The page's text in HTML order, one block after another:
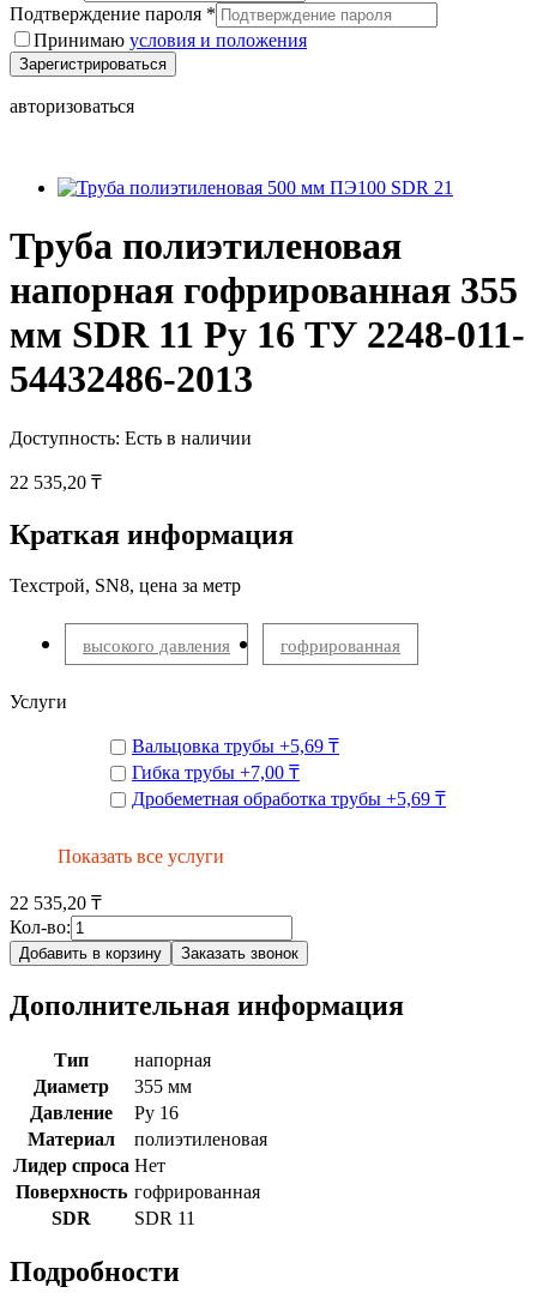
Подтверждение пароля *
Принимаю условия и положения
Зарегистрироваться
авторизоваться
Труба полиэтиленовая
напорная гофрированная 355
мм SDR 11 Ру 16 ТУ 2248-011-
54432486-2013
Доступность: Есть в наличии
22 535,20 ₸
Краткая информация
Техстрой, SN8, цена за метр
высокого давления гофрированная
Услуги
Вальцовка трубы +5,69 ₸
Гибка трубы +7,00 ₸
Дробеметная обработка трубы +5,69 ₸
Показать все услуги
22 535,20 ₸
Кол-во:
Добавить в корзину Заказать звонок
Дополнительная информация
Тип
напорная
Диаметр
355 мм
Давление
Ру 16
Материал
полиэтиленовая
Лидер спроса Нет
Поверхность гофрированная
SDR
SDR 11
Подробности